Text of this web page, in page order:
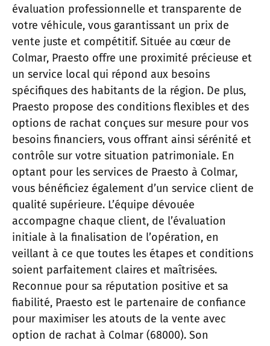
évaluation professionnelle et transparente de
votre véhicule, vous garantissant un prix de
vente juste et compétitif. Située au cœur de
Colmar, Praesto offre une proximité précieuse et
un service local qui répond aux besoins
spécifiques des habitants de la région. De plus,
Praesto propose des conditions flexibles et des
options de rachat conçues sur mesure pour vos
besoins financiers, vous offrant ainsi sérénité et
contrôle sur votre situation patrimoniale. En
optant pour les services de Praesto à Colmar,
vous bénéficiez également d’un service client de
qualité supérieure. L’équipe dévouée
accompagne chaque client, de l’évaluation
initiale à la finalisation de l’opération, en
veillant à ce que toutes les étapes et conditions
soient parfaitement claires et maîtrisées.
Reconnue pour sa réputation positive et sa
fiabilité, Praesto est le partenaire de confiance
pour maximiser les atouts de la vente avec
option de rachat à Colmar (68000). Son